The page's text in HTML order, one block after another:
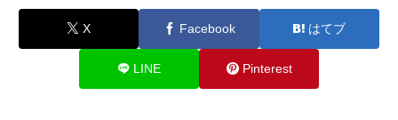
X Facebook はてブ
LINE Pinterest